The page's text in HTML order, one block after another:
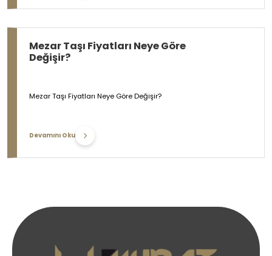
Mezar Taşı Fiyatları Neye Göre
Değişir?
Mezar Taşı Fiyatları Neye Göre Değişir?
Devamını Oku